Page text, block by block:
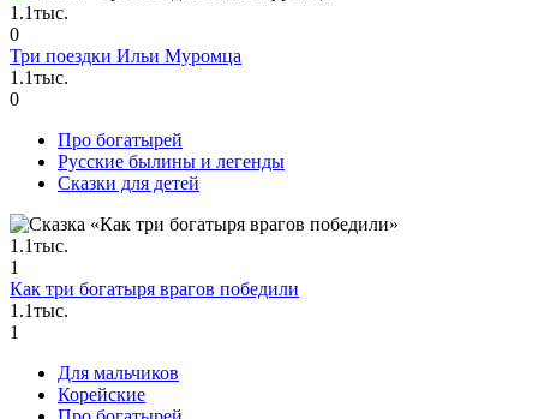
1.1тыс.
0
Три поездки Ильи Муромца
1.1тыс.
0
Про богатырей
Русские былины и легенды
Сказки для детей
1.1тыс.
1
Как три богатыря врагов победили
1.1тыс.
1
Для мальчиков
Корейские